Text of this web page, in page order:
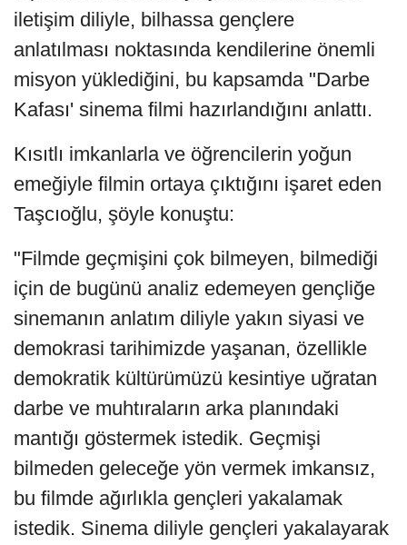
iletişim diliyle, bilhassa gençlere
anlatılması noktasında kendilerine önemli
misyon yüklediğini, bu kapsamda "Darbe
Kafası' sinema filmi hazırlandığını anlattı.
Kısıtlı imkanlarla ve öğrencilerin yoğun
emeğiyle filmin ortaya çıktığını işaret eden
Taşcıoğlu, şöyle konuştu:
"Filmde geçmişini çok bilmeyen, bilmediği
için de bugünü analiz edemeyen gençliğe
sinemanın anlatım diliyle yakın siyasi ve
demokrasi tarihimizde yaşanan, özellikle
demokratik kültürümüzü kesintiye uğratan
darbe ve muhtıraların arka planındaki
mantığı göstermek istedik. Geçmişi
bilmeden geleceğe yön vermek imkansız,
bu filmde ağırlıkla gençleri yakalamak
istedik. Sinema diliyle gençleri yakalayarak